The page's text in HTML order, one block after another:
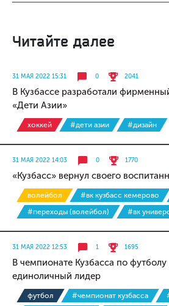
Читайте далее
31 МАЯ 2022 15:31 0 2041
В Кузбассе разработали
«Дети Азии»
хоккей #дети азии #дизайн
31 МАЯ 2022 14:03 0 1770
«Кузбасс» вернул своего
волейбол #вк кузбасс кемерово
#переходы (волейбол)
#вк
31 МАЯ 2022 12:53 1 1695
В чемпионате Кузбасса по футболу
единоличный лидер
футбол #чемпионат кузбасса